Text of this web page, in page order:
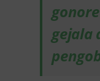
gejala